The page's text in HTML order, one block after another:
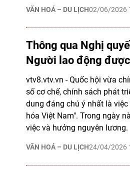
VĂN HOÁ – DU LỊCH02/06/2026
Thông qua Nghị
Người lao động
VĂN HOÁ – DU LỊCH24/04/2026
vtv8.vtv.vn - Quốc hội vừa
số cơ chế, chính sách phát
dung đáng chú ý nhất là
hóa Việt Nam". Trong ngày
việc và hưởng nguyên lương.